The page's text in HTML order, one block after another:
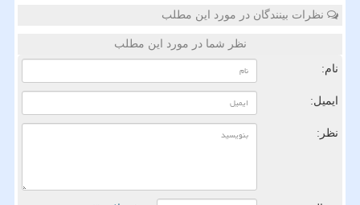
نظرات بینندگان در مورد این مطلب
نظر شما در مورد این مطلب
نام:
ایمیل:
نظر: